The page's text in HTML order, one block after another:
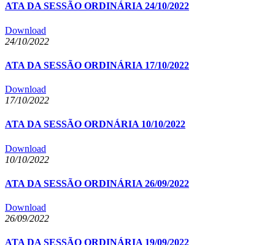
ATA DA SESSÃO ORDINÁRIA 24/10/2022
Download
24/10/2022
ATA DA SESSÃO ORDINÁRIA 17/10/2022
Download
17/10/2022
ATA DA SESSÃO ORDNÁRIA 10/10/2022
Download
10/10/2022
ATA DA SESSÃO ORDINÁRIA 26/09/2022
Download
26/09/2022
ATA DA SESSÃO ORDINÁRIA 19/09/2022